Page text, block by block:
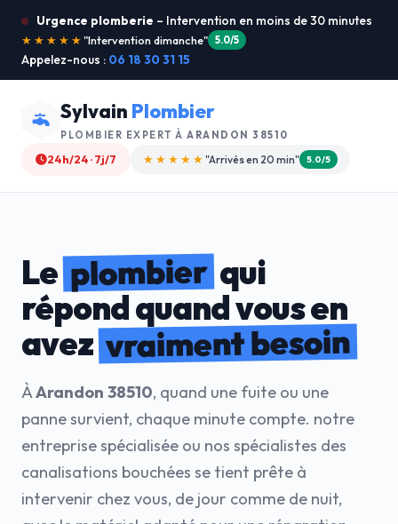
Urgence plomberie – Intervention en moins de 30 minutes
★★★★★"Je recommande !" 4.9/5
Appelez-nous : 06 18 30 31 15
Sylvain Plombier
PLOMBIER EXPERT À ARANDON 38510
24h/24 · 7j/7 ★★★★☆ "Devis gratuit" 4.8/5
Leplombierqui
répond quand vous en
avezvraiment besoin
ÀArandon 38510, quand une fuite ou une
panne survient, chaque minute compte. notre
entreprise spécialisée ou nos spécialistes des
canalisations bouchées se tient prête à
intervenir chez vous, de jour comme de nuit,